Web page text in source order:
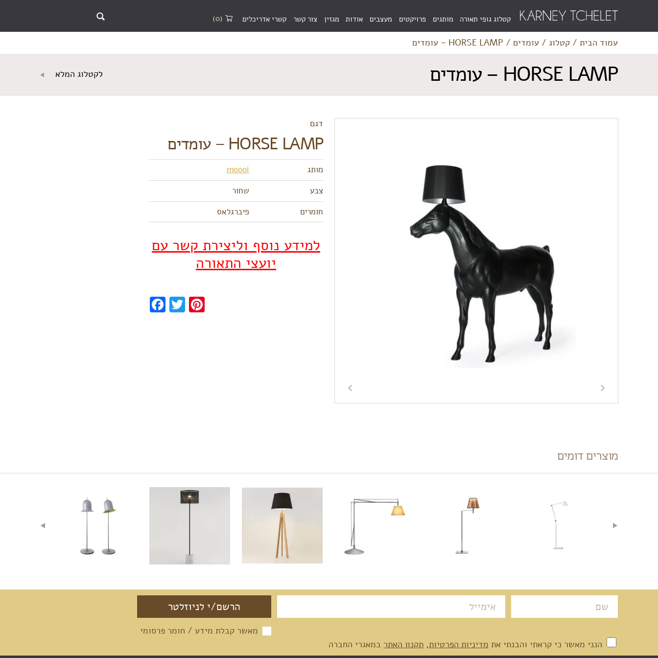
(0)
Menu
Bar
קטלוג גופי תאורה מותגים פרויקטים מעצבים אודות מגזין צור קשר קשרי אדריכלים
עמוד הבית / קטלוג / עומדים / HORSE LAMP – עומדים
HORSE LAMP – עומדים לקטלוג המלא
דגם
HORSE LAMP – עומדים
מותג
moooi
צבע
שחור
חומרים
פיברגלאס
למידע נוסף וליצירת קשר עם
יועצי התאורה
FacebookTwitterPinterest
מוצרים דומים
מאשר קבלת מידע / חומר פרסומי
הנני מאשר כי קראתי והבנתי את מדיניות הפרטיות, תקנון האתר במאגרי החברה